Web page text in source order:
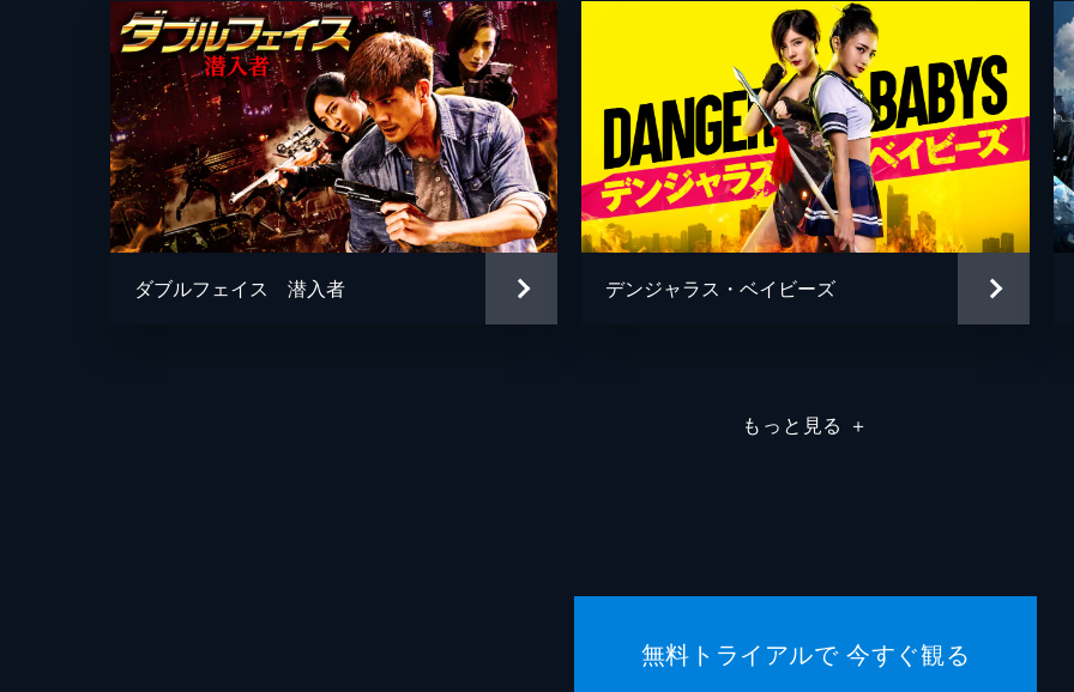
ダブルフェイス 潜入者 デンジャラス・ベイビーズ
もっと見る ＋
無料トライアルで 今すぐ観る